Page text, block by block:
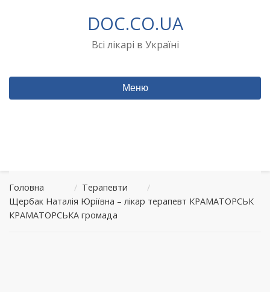
DOC.CO.UA
Всі лікарі в Україні
Меню
Головна / Терапевти
/
Щербак Наталія Юріївна – лікар терапевт КРАМАТОРСЬК
КРАМАТОРСЬКА громада